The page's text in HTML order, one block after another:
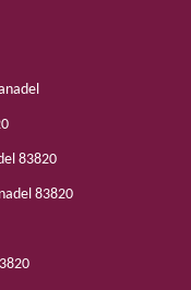
83820
83820